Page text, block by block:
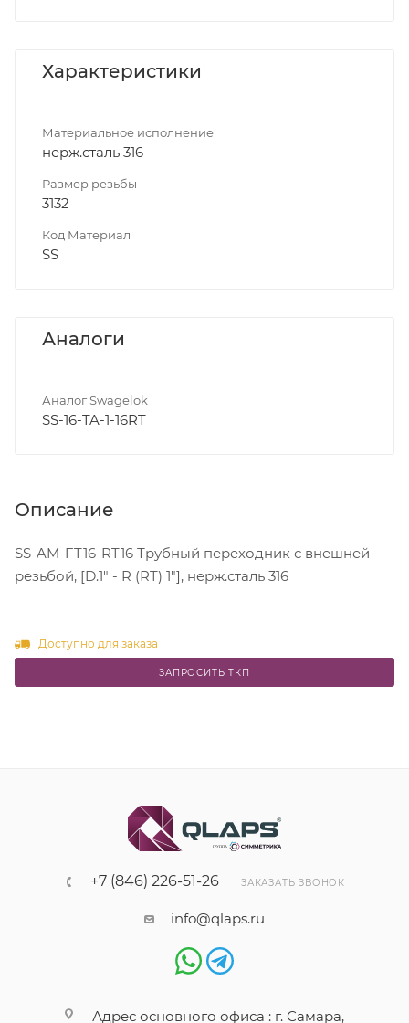
Характеристики
Материальное исполнение
нерж.сталь 316
Размер резьбы
3132
Код Материал
SS
Аналоги
Аналог Swagelok
SS-16-TA-1-16RT
Описание
SS-AM-FT16-RT16 Трубный переходник с внешней
резьбой, [D.1" - R (RT) 1"], нерж.сталь 316
Доступно для заказа
ЗАПРОСИТЬ ТКП
+7 (846) 226-51-26 ЗАКАЗАТЬ ЗВОНОК
info@qlaps.ru
Адрес основного офиса : г. Самара,